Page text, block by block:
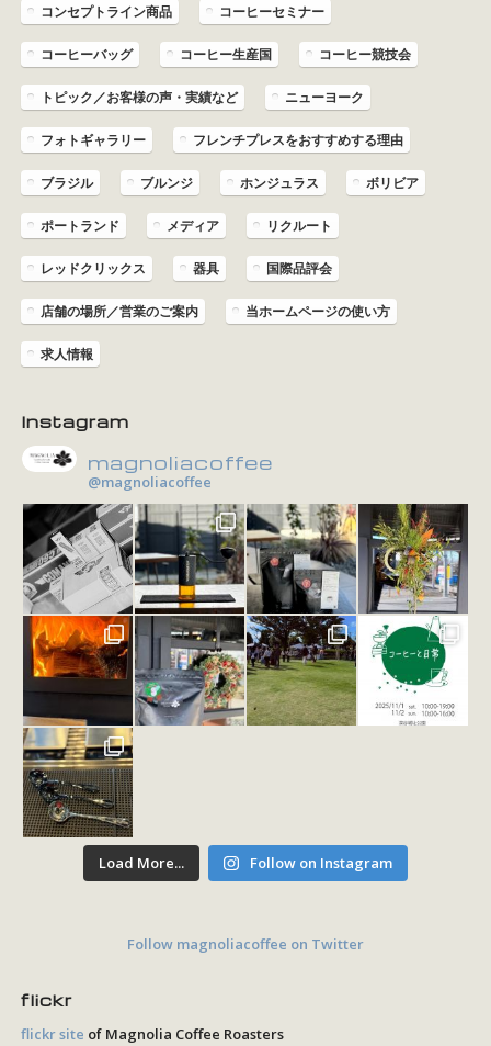
コンセプトライン商品 コーヒーセミナー
コーヒーバッグ コーヒー生産国 コーヒー競技会
トピック／お客様の声・実績など ニューヨーク
フォトギャラリー フレンチプレスをおすすめする理由
ブラジル ブルンジ ホンジュラス ボリビア
ポートランド メディア リクルート
レッドクリックス 器具 国際品評会
店舗の場所／営業のご案内 当ホームページの使い方
求人情報
Instagram
magnoliacoffee
@magnoliacoffee
Load More... Follow on Instagram
Follow magnoliacoffee on Twitter
flickr
flickr site of Magnolia Coffee Roasters